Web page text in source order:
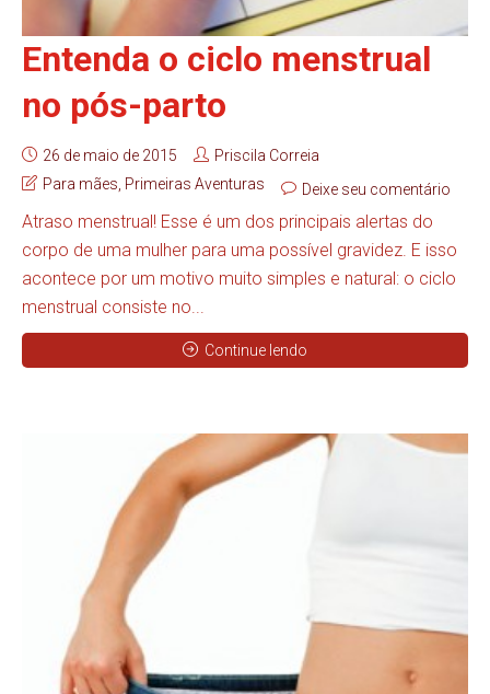
Entenda o ciclo menstrual
no pós-parto
26 de maio de 2015
Priscila Correia
Para mães Primeiras Aventuras Deixe seu comentário
Atraso menstrual! Esse é um dos principais alertas do
corpo de uma mulher para uma possível gravidez. E isso
acontece por um motivo muito simples e natural: o ciclo
menstrual consiste no...
Continue lendo